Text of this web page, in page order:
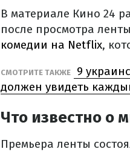
В материале Кино 24
после просмотра
комедии на Netflix,
СМОТРИТЕ ТАКЖЕ
9
должен увидеть
Что известно о
Премьера ленты